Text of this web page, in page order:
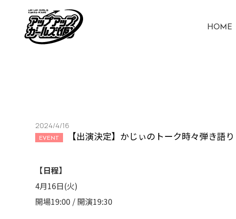
HOME
2024/4/16
EVENT 【出演決定】かじぃのトーク時々弾き語り
【日程】
4月16日(火)
開場19:00 / 開演19:30